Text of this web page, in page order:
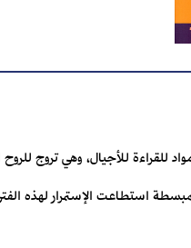
"100000 لماذ"؟ مواد للقراءة للأجيال،
استطاعت الإستمرار لهذه